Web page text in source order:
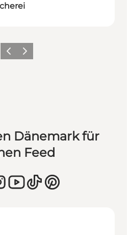
ZurückWeiter
Dänemark für
Feed